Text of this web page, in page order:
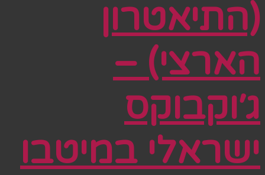
(התיאטרון
הארצי) –
ג׳וקבוקס
ישראלי במיטבו